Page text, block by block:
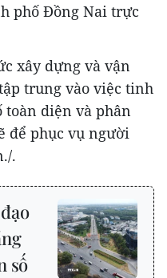
phố Đồng Nai trực
xây dựng và vận
trung vào việc tinh
toàn diện và phân
để phục vụ người
.
số